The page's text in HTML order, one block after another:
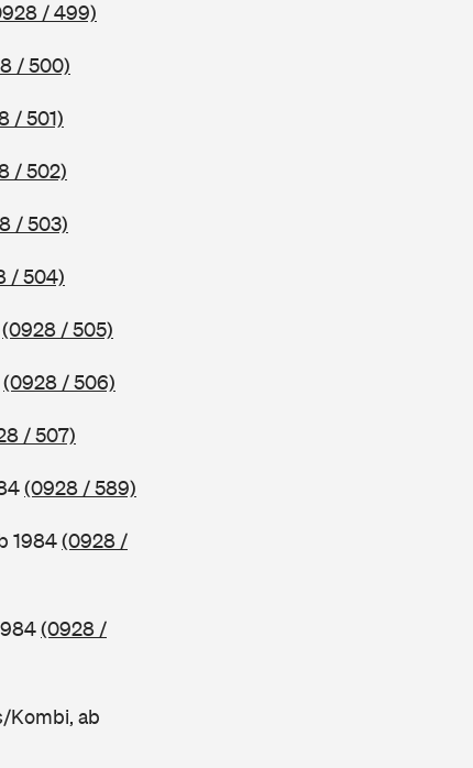
/ 499)
/ 500)
/ 501)
/ 502)
/ 503)
/ 504)
(0928 / 505)
(0928 / 506)
/ 507)
(0928 / 589)
1984(0928 /
(0928 /
Kombi, ab